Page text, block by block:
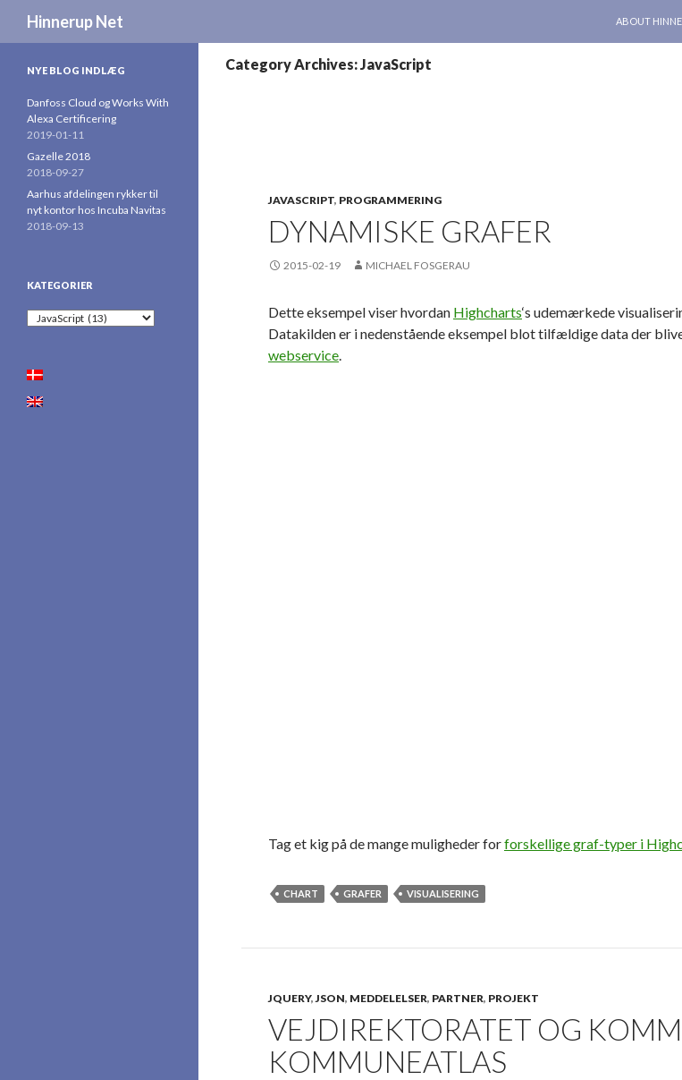
Hinnerup Net
ABOUT
Category Archives: JavaScript
JAVASCRIPT, PROGRAMMERING
DYNAMISKE GRAFER
2015-02-19 MICHAEL FOSGERAU
Dette eksempel viser hvordan Highcharts‘s udemærkede
Datakilden er i nedenstående eksempel blot tilfældige data der
webservice.
Tag et kig på de mange muligheder forforskellige graf-typer i
CHART GRAFER VISUALISERING
JQUERY,JSON, MEDDELELSER, PARTNER, PROJEKT
VEJDIREKTORATET OG
KOMMUNEATLAS
NYE BLOG INDLÆG
Danfoss Cloud og Works With
Alexa Certificering
2019-01-11
Gazelle 2018
2018-09-27
Aarhus afdelingen rykker til
nyt kontor hos Incuba Navitas
2018-09-13
KATEGORIER
Kategorier